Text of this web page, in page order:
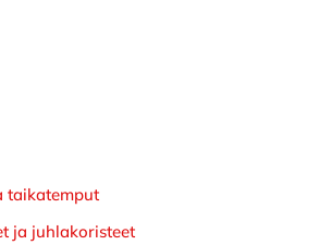
taikatemput
ja juhlakoristeet